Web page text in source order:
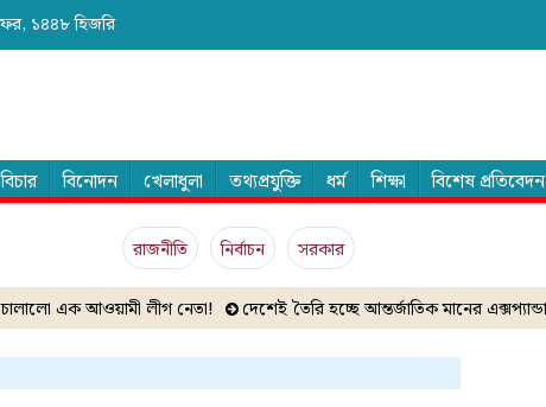
১৪৪৮ হিজরি
বিনোদন খেলাধুলা তথ্যপ্রযুক্তি ধর্ম শিক্ষা বিশেষ প্রতিবেদন
রাজনীতি নির্বাচন সরকার
এক আওয়ামী লীগ নেতা! দেশেই তৈরি হচ্ছে আন্তর্জাতিক মানের এক্সপ্যান্ডার